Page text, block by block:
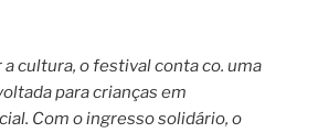
cultura, o festival conta co. uma
para crianças em
Com o ingresso solidário, o